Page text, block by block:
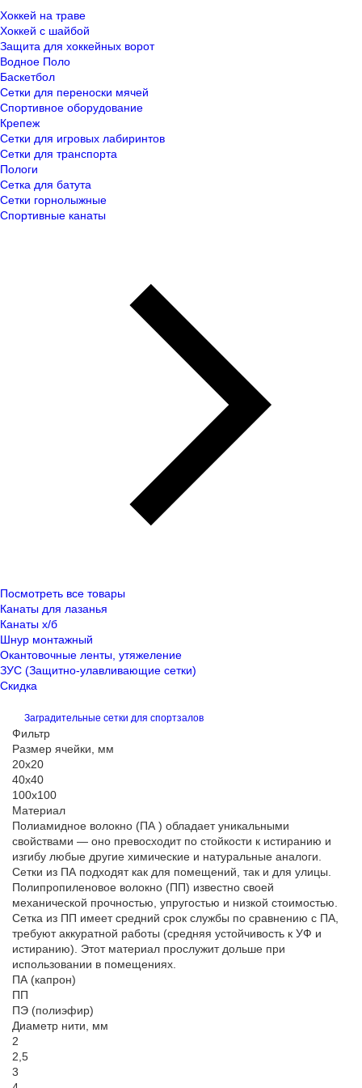
Хоккей на траве
Хоккей с шайбой
Защита для хоккейных ворот
Водное Поло
Баскетбол
Сетки для переноски мячей
Спортивное оборудование
Крепеж
Сетки для игровых лабиринтов
Сетки для транспорта
Пологи
Сетка для батута
Сетки горнолыжные
Спортивные канаты
Посмотреть все товары
Канаты для лазанья
Канаты х/б
Шнур монтажный
Окантовочные ленты, утяжеление
ЗУС (Защитно-улавливающие сетки)
Скидка
Заградительные сетки для спортзалов
Фильтр
Размер ячейки, мм
20х20
40х40
100х100
Материал
Полиамидное волокно (ПА ) обладает уникальными
свойствами — оно превосходит по стойкости к истиранию и
изгибу любые другие химические и натуральные аналоги.
Сетки из ПА подходят как для помещений, так и для улицы.
Полипропиленовое волокно (ПП) известно своей
механической прочностью, упругостью и низкой стоимостью.
Сетка из ПП имеет средний срок службы по сравнению с ПА,
требуют аккуратной работы (средняя устойчивость к УФ и
истиранию). Этот материал прослужит дольше при
использовании в помещениях.
ПА (капрон)
ПП
ПЭ (полиэфир)
Диаметр нити, мм
2
2,5
3